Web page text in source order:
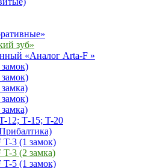
зуб»
«Аналог Arta-F »
12; Т-15; T-20
T-3 (1 замок)
T-3 (2 замка)
T-5 (1 замок)